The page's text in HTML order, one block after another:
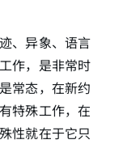
、异象、语言
作，是非常时
常态，在新约
特殊工作，在
性就在于它只